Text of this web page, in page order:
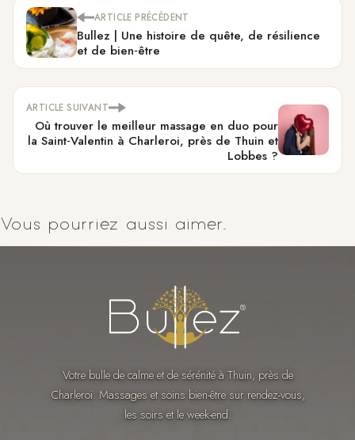
ARTICLE PRÉCÉDENT
Bullez | Une histoire de quête, de résilience
et de bien‑être
ARTICLE SUIVANT
Où trouver le meilleur massage en duo pour
la Saint‑Valentin à Charleroi, près de Thuin et
Lobbes ?
Vous pourriez aussi aimer...
Votre bulle de calme et de sérénité à Thuin, près de
Charleroi. Massages et soins bien-être sur rendez-vous,
les soirs et le week-end.